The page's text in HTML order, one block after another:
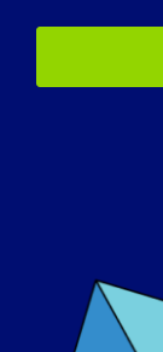
Спенсер